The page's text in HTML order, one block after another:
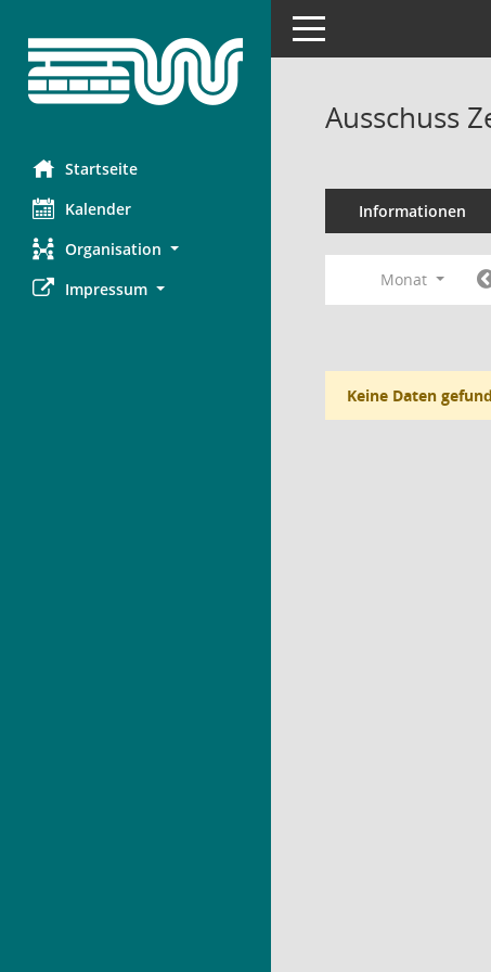
Startseite
Kalender
Organisation
Impressum
Toggle navigation
Ausschuss
Informationen
Monat
Keine Daten